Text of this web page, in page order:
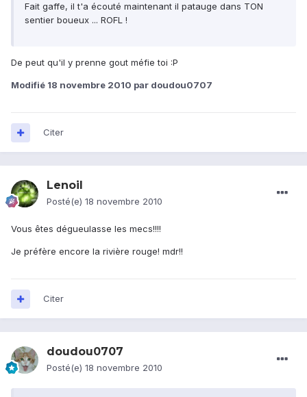
Fait gaffe, il t'a écouté maintenant il patauge dans TON
sentier boueux ... ROFL !
De peut qu'il y prenne gout méfie toi :P
Modifié 18 novembre 2010 par doudou0707
Citer
Lenoil
Posté(e) 18 novembre 2010
Vous êtes dégueulasse les mecs!!!!
Je préfère encore la rivière rouge! mdr!!
Citer
doudou0707
Posté(e) 18 novembre 2010